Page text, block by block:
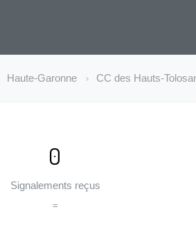
Haute-Garonne CC des Hauts-
0
Signalements reçus
=